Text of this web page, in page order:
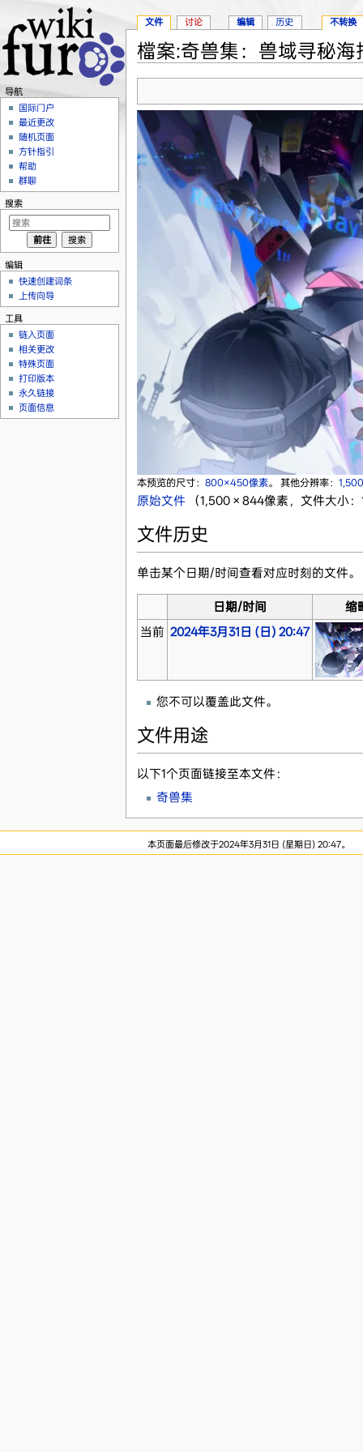
檔案:奇兽集：兽域寻秘海
本预览的尺寸： 800×450像素。 其他分辨率：
原始文件‎ （1,500 × 844像素，文件大小
文件历史
单击某个日期/时间查看对应时刻的文件。
日期/时间
缩
当前 2024年3月31日 (日) 20:47
您不可以覆盖此文件。
文件用途
以下1个页面链接至本文件：
奇兽集
文件 讨论 编辑 历史 不转换
导航
国际门户
最近更改
随机页面
方针指引
帮助
群聊
搜索
编辑
快速创建词条
上传向导
工具
链入页面
相关更改
特殊页面
打印版本
永久链接
页面信息
本页面最后修改于2024年3月31日 (星期日) 20:47。